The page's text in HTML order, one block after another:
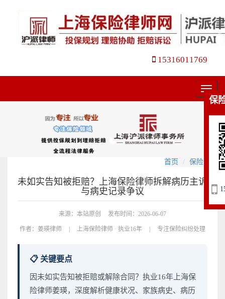
15316011769
菜
单
首页 保险咨询
未如实告知被拒赔？上海保险律师拆解病历主诉
与病史记录争议
来源：本站原创 发布时间：2026-06-07
作者： 姜瑛律师 | 上海保险律师 · 执业16年 | 专注保险纠纷处理
📋 关键要点
因未如实告知被拒赔或解除合同？执业16年上海保
险律师姜瑛，深度解析健康状况、家族病史、病历
保